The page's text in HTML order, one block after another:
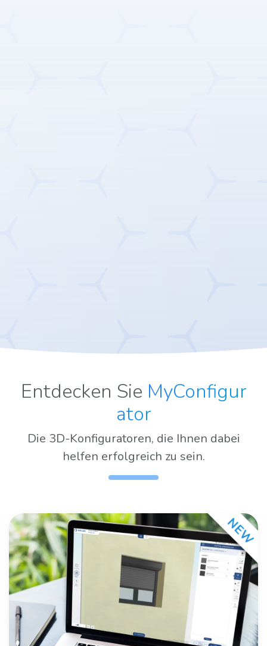
Entdecken Sie MyConfigur
ator
Die 3D-Konfiguratoren, die Ihnen dabei
helfen erfolgreich zu sein.